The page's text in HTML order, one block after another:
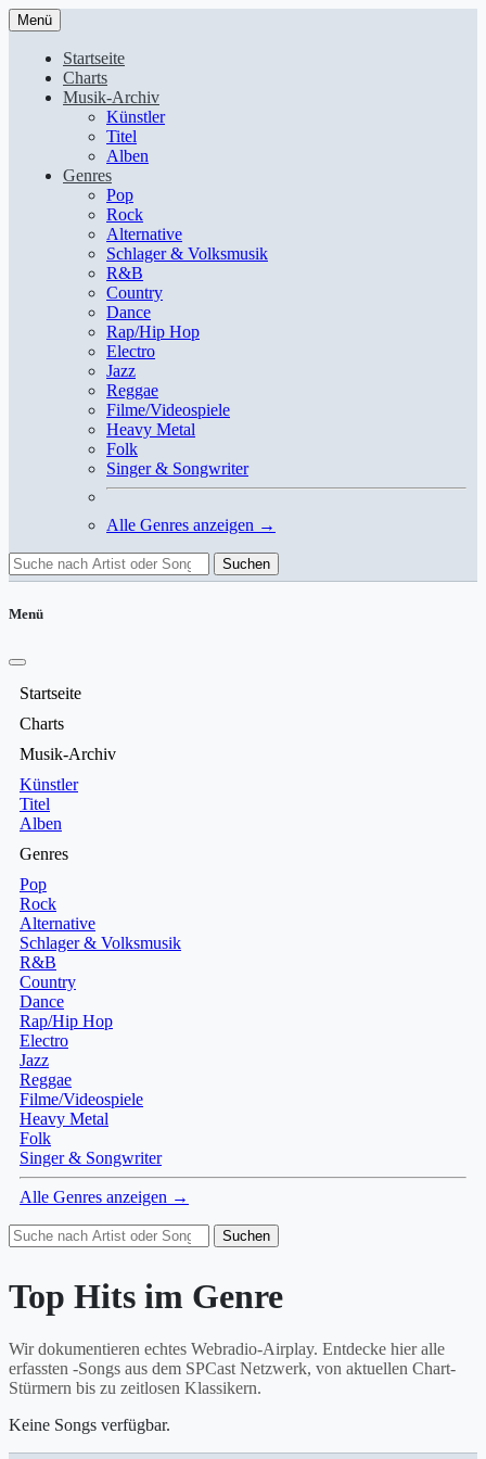
Menü
Startseite
Charts
Musik-Archiv
Künstler
Titel
Alben
Genres
Pop
Rock
Alternative
Schlager & Volksmusik
R&B
Country
Dance
Rap/Hip Hop
Electro
Jazz
Reggae
Filme/Videospiele
Heavy Metal
Folk
Singer & Songwriter
Alle Genres anzeigen →
Suchen
Menü
Startseite
Charts
Musik-Archiv
Künstler
Titel
Alben
Genres
Pop
Rock
Alternative
Schlager & Volksmusik
R&B
Country
Dance
Rap/Hip Hop
Electro
Jazz
Reggae
Filme/Videospiele
Heavy Metal
Folk
Singer & Songwriter
Alle Genres anzeigen →
Suchen
Top Hits im Genre
Wir dokumentieren echtes Webradio-Airplay. Entdecke hier alle
erfassten -Songs aus dem SPCast Netzwerk, von aktuellen Chart-
Stürmern bis zu zeitlosen Klassikern.
Keine Songs verfügbar.